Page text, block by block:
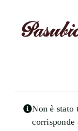
contenuto
Dolci da ricorrenze
Non è stato
corrisponde